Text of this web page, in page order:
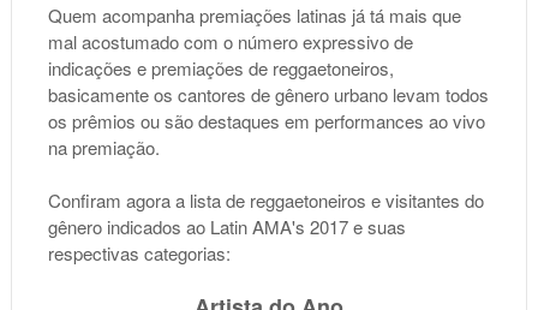
Quem acompanha premiações latinas já tá mais que
mal acostumado com o número expressivo de
indicações e premiações de reggaetoneiros,
basicamente os cantores de gênero urbano levam todos
os prêmios ou são destaques em performances ao vivo
na premiação.
Confiram agora a lista de reggaetoneiros e visitantes do
gênero indicados ao Latin AMA's 2017 e suas
respectivas categorias: